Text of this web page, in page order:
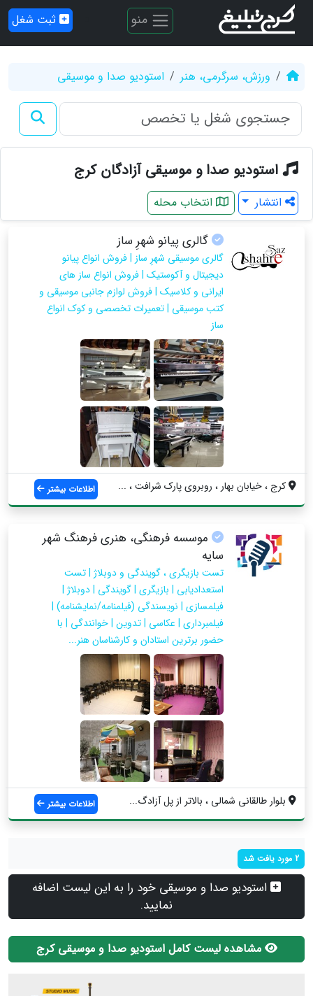
منو ثبت شغل
ورزش، سرگرمی، هنر استودیو صدا و موسیقی
استودیو صدا و موسیقی آزادگان کرج
انتشار انتخاب محله
گالری پیانو شهرِ ساز
گالری موسیقی شهرِ ساز | فروش انواع پیانو
دیجیتال و آکوستیک | فروش انواع ساز های
ایرانی و کلاسیک | فروش لوازم جانبی موسیقی و
کتب موسیقی | تعمیرات تخصصی و کوک انواع
ساز
کرج ، خیابان بهار ، روبروی پارک شرافت ، ... اطلاعات بیشتر
موسسه فرهنگی، هنری فرهنگ شهر
سایه
تست بازیگری ، گویندگی و دوبلاژ | تست
استعدادیابی | بازیگری | گویندگی | دوبلاژ |
فیلمسازی | نویسندگی (فیلمنامه/نمایشنامه) |
فیلمبرداری | عکاسی | تدوین | خوانندگی | با
حضور برترین استادان و کارشناسان هنر...
بلوار طالقانی شمالی ، بالاتر از پل آزادگ... اطلاعات بیشتر
2 مورد یافت شد
استودیو صدا و موسیقی خود را به این لیست اضافه
نمایید.
مشاهده لیست کامل استودیو صدا و موسیقی کرج